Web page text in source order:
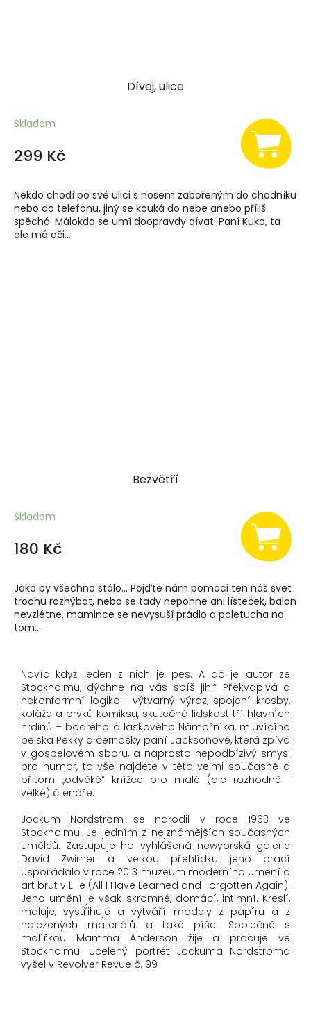
Dívej, ulice
Skladem
299 Kč
Někdo chodí po své ulici s nosem zabořeným do chodníku
nebo do telefonu, jiný se kouká do nebe anebo příliš
spěchá. Málokdo se umí doopravdy dívat. Paní Kuko, ta
ale má oči...
Bezvětří
Skladem
180 Kč
Jako by všechno stálo... Pojďte nám pomoci ten náš svět
trochu rozhýbat, nebo se tady nepohne ani lísteček, balon
nevzlétne, mamince se nevysuší prádlo a poletucha na
tom...
Navíc když jeden z nich je pes. A ač je autor ze
Stockholmu, dýchne na vás spíš jih!“ Překvapivá a
nekonformní logika i výtvarný výraz, spojení kresby,
koláže a prvků komiksu, skutečná lidskost tří hlavních
hrdinů – bodrého a laskavého Námořníka, mluvícího
pejska Pekky a černošky paní Jacksonové, která zpívá
v gospelovém sboru, a naprosto nepodbízivý smysl
pro humor, to vše najdete v této velmi současné a
přitom „odvěké“ knížce pro malé (ale rozhodně i
velké) čtenáře.
Jockum Nordström se narodil v roce 1963 ve
Stockholmu. Je jedním z nejznámějších současných
umělců. Zastupuje ho vyhlášená newyorská galerie
David Zwirner a velkou přehlídku jeho prací
uspořádalo v roce 2013 muzeum moderního umění a
art brut v Lille (All I Have Learned and Forgotten Again).
Jeho umění je však skromné, domácí, intimní. Kreslí,
maluje, vystřihuje a vytváří modely z papíru a z
nalezených materiálů a také píše. Společně s
malířkou Mamma Anderson žije a pracuje ve
Stockholmu. Ucelený portrét Jockuma Nordströma
vyšel v Revolver Revue č. 99